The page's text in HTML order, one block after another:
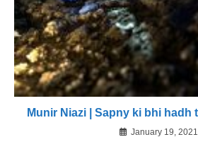
January 19, 2021